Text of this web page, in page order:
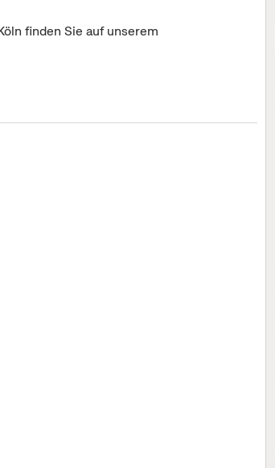
finden Sie auf unserem